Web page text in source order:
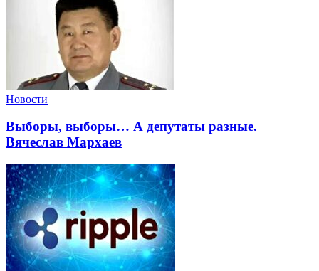
Новости
Выборы, выборы… А депутаты разные.
Вячеслав Мархаев